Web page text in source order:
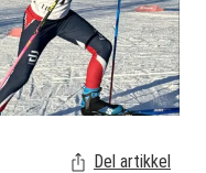
Del artikkel